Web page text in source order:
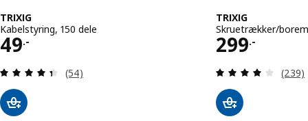
TRIXIG
Kabelstyring, 150 dele
49.-
Pris 49.-
Anmeld: 4.4 ud af 5 Stjerner. Anmeldelser i alt:
(54)
TRIXIG
Skruetrækker/
299.-
Pris 299.-
(239)